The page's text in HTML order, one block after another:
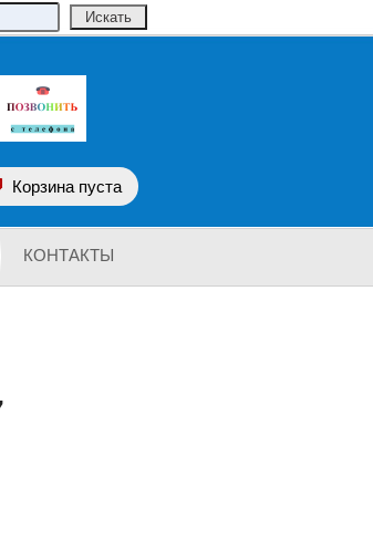
Корзина пуста
КОНТАКТЫ